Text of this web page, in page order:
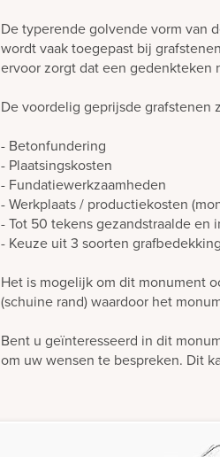
De typerende golvende vorm van
wordt vaak toegepast bij
ervoor zorgt dat een gedenkteken
De voordelig geprijsde grafstenen
- Betonfundering
- Plaatsingskosten
- Fundatiewerkzaamheden
- Werkplaats / productiekosten
- Tot 50 tekens gezandstraalde en
- Keuze uit 3 soorten
Het is mogelijk om dit monument
(schuine rand) waardoor het
Bent u geïnteresseerd in dit
om uw wensen te bespreken. Dit